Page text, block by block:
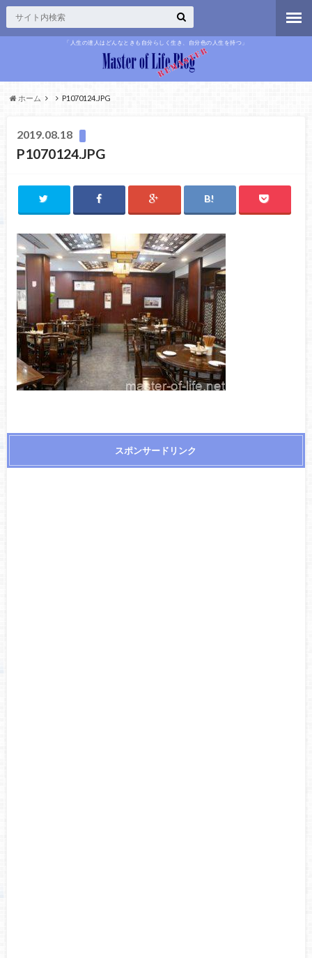
「人生の達人はどんなときも自分らしく生き、自分色の人生を持つ」
ホーム P1070124.JPG
2019.08.18
P1070124.JPG
スポンサードリンク